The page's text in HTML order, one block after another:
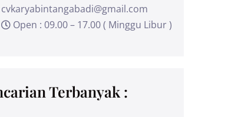
cvkaryabintangabadi@gmail.com
Open : 09.00 – 17.00 ( Minggu Libur )
Terbanyak :